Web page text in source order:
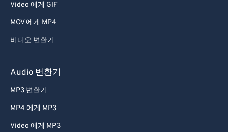
Video 에게 GIF
MOV 에게 MP4
비디오 변환기
Audio 변환기
MP3 변환기
MP4 에게 MP3
Video 에게 MP3